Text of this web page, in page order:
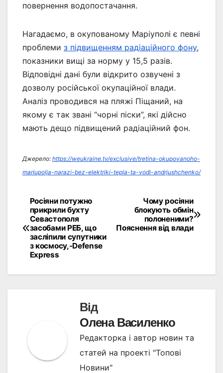
повернення водопостачання.
Нагадаємо, в окупованому Маріуполі є певні
проблеми з підвищенням радіаційного фону,
показники вищі за норму у 15,5 разів.
Відповідні дані були відкрито озвучені з
дозволу російської окупаційної влади.
Аналіз проводився на пляжі Піщаний, на
якому є так звані “чорні піски”, які дійсно
мають дещо підвищений радіаційний фон.
Джерело: https://weukraine.tv/exclusive/tretina-okupovanoho-
mariupolja-narazi-bez-elektriki-tepla-ta-vodi-andrjushchenko/
Навігація
записів
Чому росіяни
блокують обмін
полоненими?
Пояснення від влади
Росіяни потужно
прикрили бухту
Севастополя
засобами РЕБ, що
засліпили супутники
з космосу,-Defense
Express
Від
Олена Василенко
Редакторка і автор новин та
статей на проекті "Топові
Новини"